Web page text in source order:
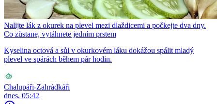
Nalijte lák z okurek na plevel mezi dlaždicemi a počkejte dva dny.
Co zůstane, vytáhnete jedním prstem
Kyselina octová a sůl v okurkovém láku dokážou spálit mladý
plevel ve spárách během pár hodin.
Chalupáři-Zahrádkáři
dnes, 05:42